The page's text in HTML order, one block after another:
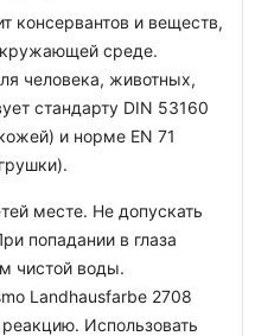
консервантов и веществ,
среде.
человека, животных,
стандарту DIN 53160
и норме EN 71
месте. Не допускать
попадании в глаза
чистой воды.
Landhausfarbe 2708
Использовать